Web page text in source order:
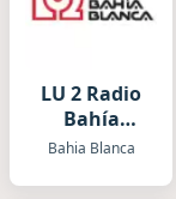
LU 2 Radio
Bahía
Blanca
Bahia Blanca